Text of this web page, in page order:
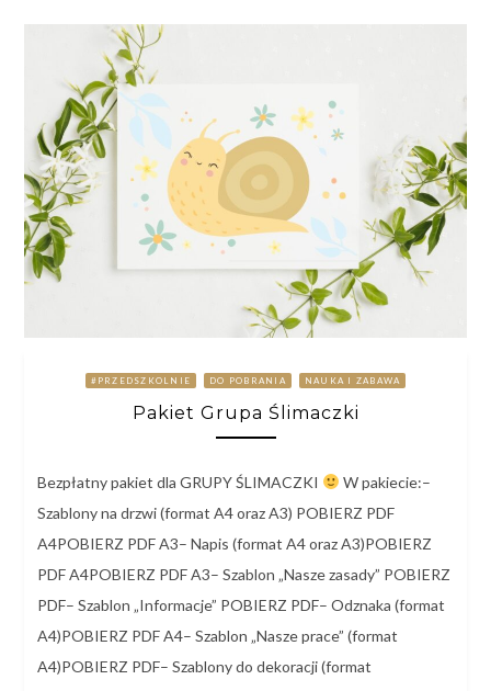
#PRZEDSZKOLNIE DO POBRANIA NAUKA I ZABAWA
Pakiet Grupa Ślimaczki
Bezpłatny pakiet dla GRUPY ŚLIMACZKI
W pakiecie:–
Szablony na drzwi (format A4 oraz A3) POBIERZ PDF
A4POBIERZ PDF A3– Napis (format A4 oraz A3)POBIERZ
PDF A4POBIERZ PDF A3– Szablon „Nasze zasady” POBIERZ
PDF– Szablon „Informacje” POBIERZ PDF– Odznaka (format
A4)POBIERZ PDF A4– Szablon „Nasze prace” (format
A4)POBIERZ PDF– Szablony do dekoracji (format